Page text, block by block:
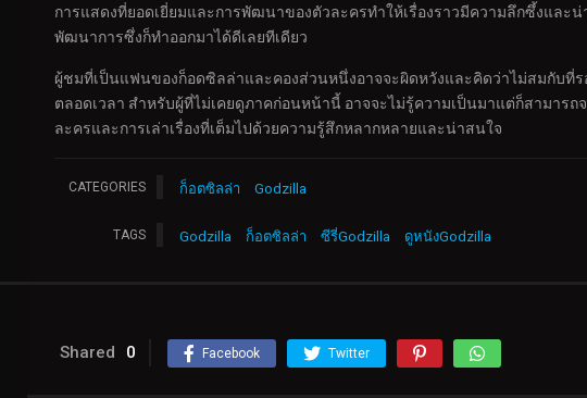
การแสดงที่ยอดเยี่ยมและการพัฒนาของตัวละครทำให้เรื่องราวมีความลึกซึ้งและ
พัฒนาการซึ่งก็ทำออกมาได้ดีเลยทีเดียว
ผู้ชมที่เป็นแฟนของก็อดซิลล่าและคองส่วนหนึ่งอาจจะผิดหวังและคิดว่าไม่สมกับที่
ตลอดเวลา สำหรับผู้ที่ไม่เคยดูภาคก่อนหน้านี้ อาจจะไม่รู้ความเป็นมาแต่ก็สามาร
ละครและการเล่าเรื่องที่เต็มไปด้วยความรู้สึกหลากหลายและน่าสนใจ
CATEGORIES ก็อตซิลล่า Godzilla
TAGS Godzilla ก็อตซิลล่า ซีรี่Godzilla ดูหนังGodzilla
Shared 0 Facebook Twitter